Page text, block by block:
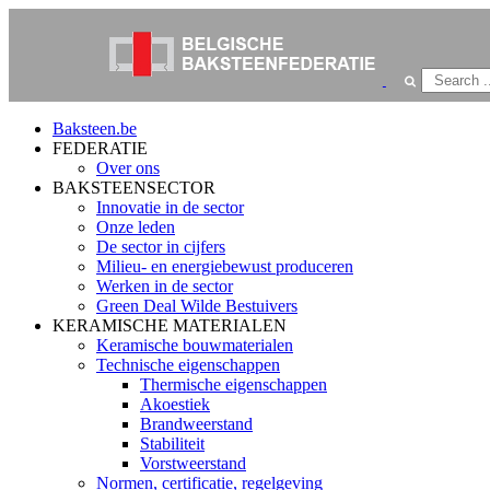
Baksteen.be
FEDERATIE
Over ons
BAKSTEENSECTOR
Innovatie in de sector
Onze leden
De sector in cijfers
Milieu- en energiebewust produceren
Werken in de sector
Green Deal Wilde Bestuivers
KERAMISCHE MATERIALEN
Keramische bouwmaterialen
Technische eigenschappen
Thermische eigenschappen
Akoestiek
Brandweerstand
Stabiliteit
Vorstweerstand
Normen, certificatie, regelgeving